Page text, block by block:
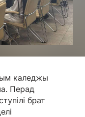
каледжы
Перад
брат